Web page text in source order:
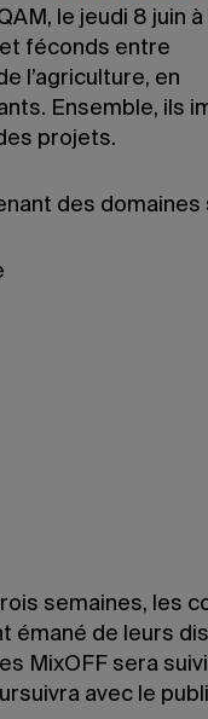
le jeudi 8 juin à
féconds entre
l’agriculture, en
Ensemble, ils
projets.
des domaines
semaines, les
émané de leurs
MixOFF sera
avec le